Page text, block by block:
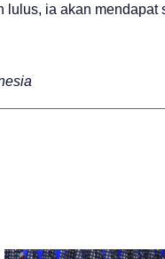
ia akan